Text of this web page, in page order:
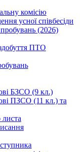
комісію
усної співбесіди
(2026)
ПТО
БЗСО (9 кл.)
ПЗСО (11 кл.) та
листа